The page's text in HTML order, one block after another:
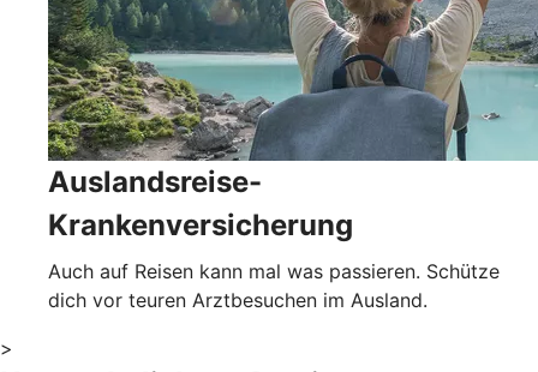
Auslandsreise-
Krankenversicherung
Auch auf Reisen kann mal was passieren. Schütze
dich vor teuren Arztbesuchen im Ausland.
>